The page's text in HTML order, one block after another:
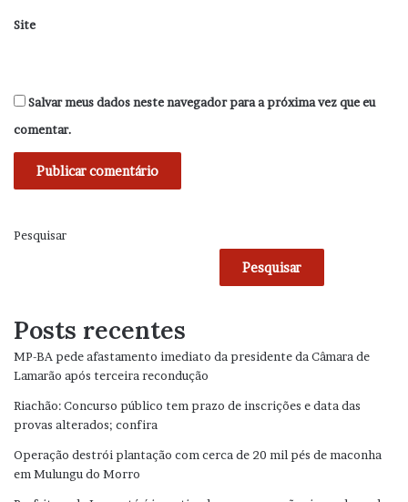
Site
Salvar meus dados neste navegador para a próxima vez que eu
comentar.
Pesquisar
Pesquisar
Posts recentes
MP-BA pede afastamento imediato da presidente da Câmara de
Lamarão após terceira recondução
Riachão: Concurso público tem prazo de inscrições e data das
provas alterados; confira
Operação destrói plantação com cerca de 20 mil pés de maconha
em Mulungu do Morro